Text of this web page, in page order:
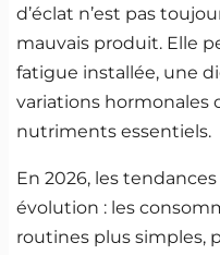
d’éclat n’est pas
mauvais produit. Elle
fatigue installée, une
variations hormonales
nutriments essentiels.
En 2026, les
évolution : les
routines plus simples,